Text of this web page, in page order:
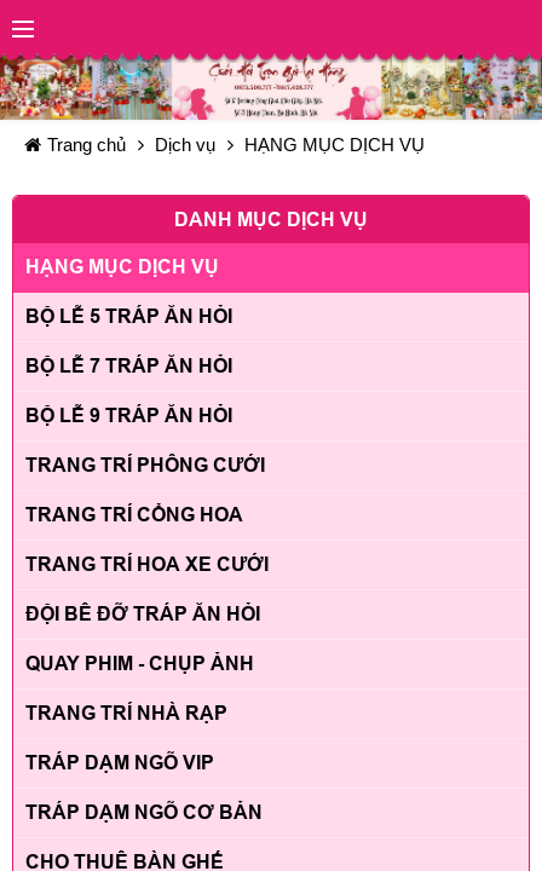
Trang chủ Dịch vụ HẠNG MỤC DỊCH VỤ
DANH MỤC DỊCH VỤ
HẠNG MỤC DỊCH VỤ
BỘ LỄ 5 TRÁP ĂN HỎI
BỘ LỄ 7 TRÁP ĂN HỎI
BỘ LỄ 9 TRÁP ĂN HỎI
TRANG TRÍ PHÔNG CƯỚI
TRANG TRÍ CỔNG HOA
TRANG TRÍ HOA XE CƯỚI
ĐỘI BÊ ĐỠ TRÁP ĂN HỎI
QUAY PHIM - CHỤP ẢNH
TRANG TRÍ NHÀ RẠP
TRÁP DẠM NGÕ VIP
TRÁP DẠM NGÕ CƠ BẢN
CHO THUÊ BÀN GHẾ